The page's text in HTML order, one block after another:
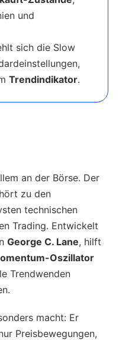
und
sich die Slow
Trendindikator.
an der Börse. Der
zu den
technischen
Trading. Entwickelt
George C. Lane, hilft
Oszillator
Trendwenden
macht: Er
Preisbewegungen,